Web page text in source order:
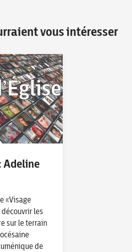
vous intéresser
Adeline
«Visage
découvrir les
sur le terrain
de